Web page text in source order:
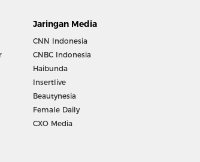
Jaringan Media
CNN Indonesia
CNBC Indonesia
Haibunda
Insertlive
Beautynesia
Female Daily
CXO Media